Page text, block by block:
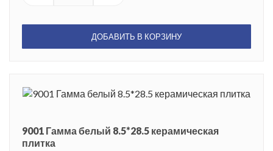
ДОБАВИТЬ В КОРЗИНУ
9001 Гамма белый 8.5*28.5 керамическая
плитка